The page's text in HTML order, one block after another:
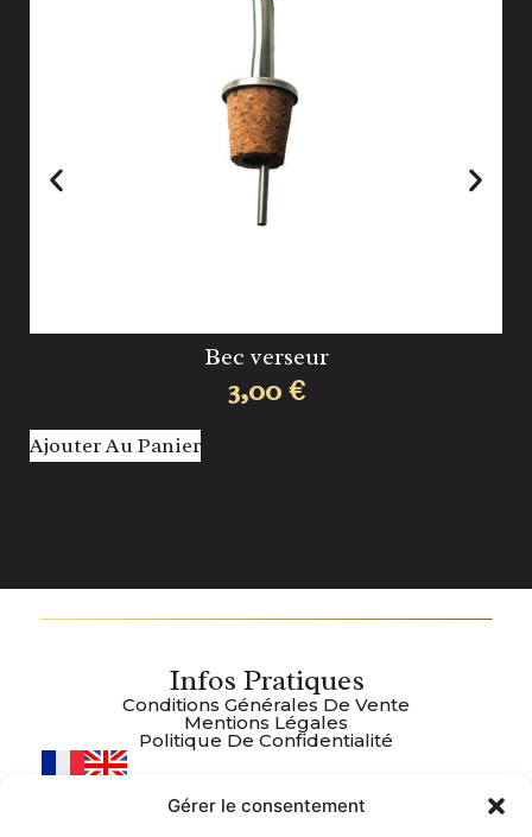
Gérer le consentement
Bec verseur
3,00€
Ajouter Au Panier
Infos Pratiques
Conditions Générales De Vente
Mentions Légales
Politique De Confidentialité
Plan Du Site